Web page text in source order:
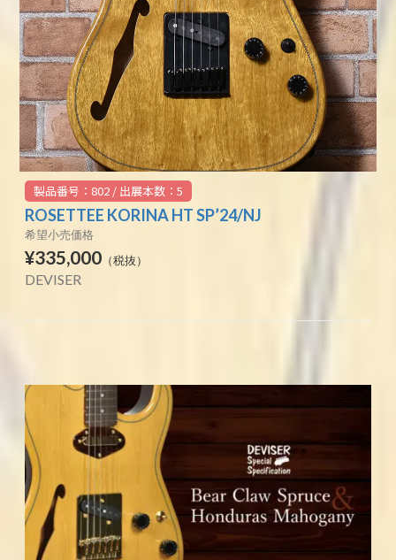
製品番号：802 / 出展本数：5
ROSETTEE KORINA HT SP’24/NJ
希望小売価格
¥335,000 （税抜）
DEVISER